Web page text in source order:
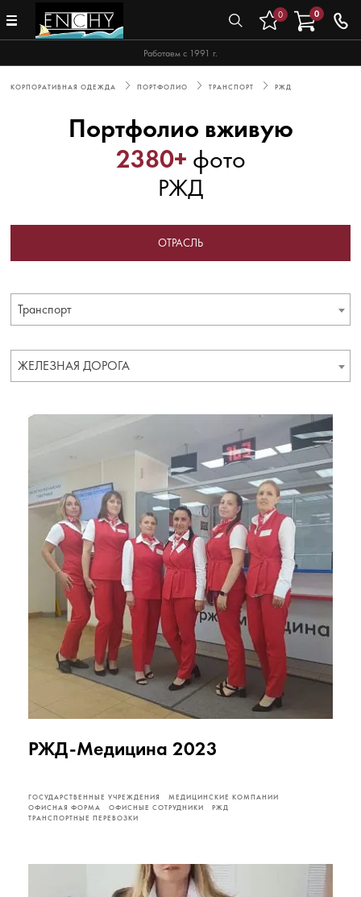
Работаем с 1991 г.
0 0
КОРПОРАТИВНАЯ ОДЕЖДА ПОРТФОЛИО ТРАНСПОРТ РЖД
Портфолио вживую
2380+ фото
РЖД
ОТРАСЛЬ
Транспорт
ЖЕЛЕЗНАЯ ДОРОГА
РЖД-Медицина 2023
ГОСУДАРСТВЕННЫЕ УЧРЕЖДЕНИЯ
МЕДИЦИНСКИЕ КОМПАНИИ
ОФИСНАЯ ФОРМА
ОФИСНЫЕ СОТРУДНИКИ
РЖД
ТРАНСПОРТНЫЕ ПЕРЕВОЗКИ